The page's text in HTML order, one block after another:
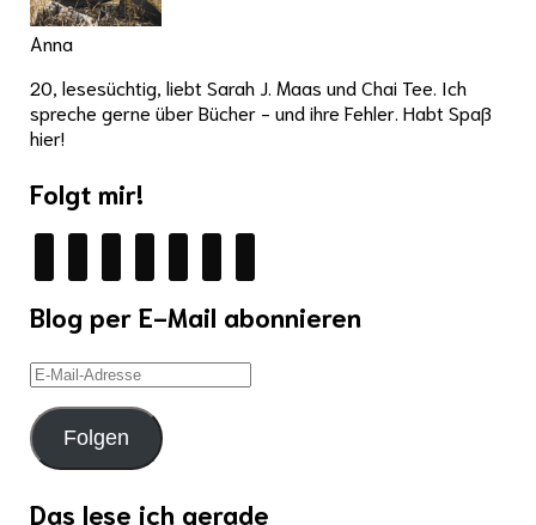
Anna
20, lesesüchtig, liebt Sarah J. Maas und Chai Tee. Ich
spreche gerne über Bücher - und ihre Fehler. Habt Spaß
hier!
Folgt mir!
Blog per E-Mail abonnieren
E-
Mail-
Adresse
Folgen
Das lese ich gerade